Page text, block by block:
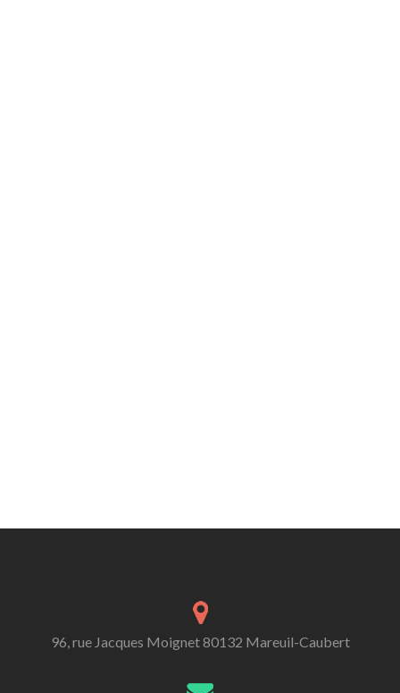
96, rue Jacques Moignet 80132 Mareuil-Caubert